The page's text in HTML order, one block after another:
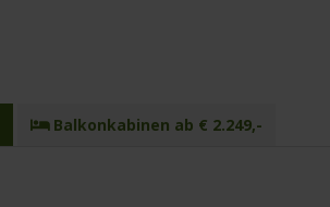
Balkonkabinen ab € 2.249,-